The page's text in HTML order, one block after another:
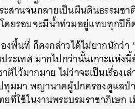
ะสานจนกลายเป็นผืนดินธรรมช
ดยรอบจะมีน้ำท่วมอยู่แทบทุกปีก็
งพื้นที่ ก็คงกล่าวได้ไม่ยากนักว่า
ระเทศ มากไปกว่านั้นเกาะแห่ง
ไว้มากมาย ไม่ว่าจะเป็นเรื่อง
ทุมมา พญานาคผู้ปกครองดูแลป่
ที่ใช้ในงานพระบรมราชาภิเษก